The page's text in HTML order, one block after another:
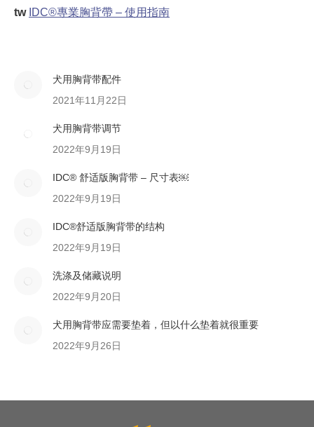
tw IDC®專業胸背帶 – 使用指南
犬用胸背带配件
2021年11月22日
犬用胸背带调节
2022年9月19日
IDC® 舒适版胸背带 – 尺寸表￼
2022年9月19日
IDC®舒适版胸背带的结构
2022年9月19日
洗涤及储藏说明
2022年9月20日
犬用胸背带应需要垫着，但以什么垫着就很重要
2022年9月26日